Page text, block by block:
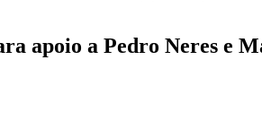
apoio a Pedro Neres e